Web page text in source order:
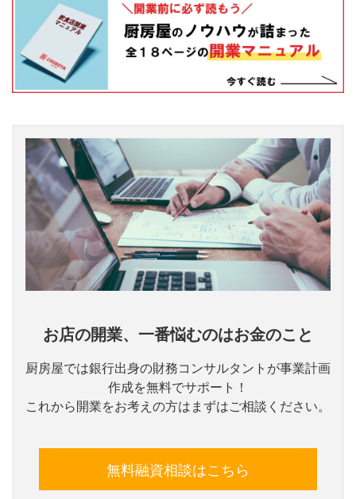
お店の開業、一番悩むのはお金のこと
厨房屋では銀行出身の財務コンサルタントが事業計画
作成を無料でサポート！
これから開業をお考えの方はまずはご相談ください。
無料融資相談はこちら